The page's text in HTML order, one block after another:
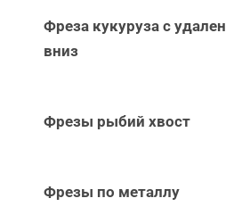
Фреза кукуруза с
вниз
Фрезы рыбий хвост
Фрезы по металлу